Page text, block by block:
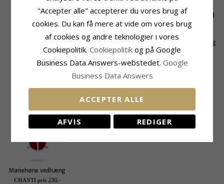
12 x 18 mm kors
vedhæng i sølv -
CHANTI pris 245,-
Stort kors rav
vedhæng i sølv
CHANTI pris 725,-
Kors zirkon vedhæng
i sølv
CHANTI pris
KUNDER DER HAR KØBT DENNE HAR
OGSÁ KØBT
Mariehøne vedhæng
med halskæde i sølv -
CHANTI pris 230,-
"Accepter alle" accepterer du vores brug af
cookies. Du kan få mere at vide om vores brug
af cookies og andre teknologier i vores
Cookiepolitik. Cookiepolitik og på Google
Business Data Answers-webstedet. Google
Business Data Answers
ACCEPTER ALLE
AFVIS REDIGER